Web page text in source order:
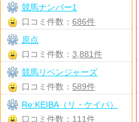
競馬ナンバー1
口コミ件数： 686件
原点
口コミ件数： 3,881件
競馬リベンジャーズ
口コミ件数： 589件
Re:KEIBA（リ・ケイバ）
口コミ件数： 111件